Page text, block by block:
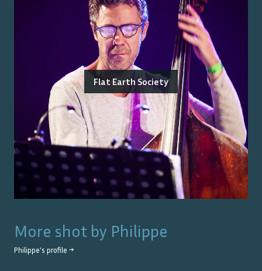
Flat Earth Society
More shot by Philippe
Philippe's profile →